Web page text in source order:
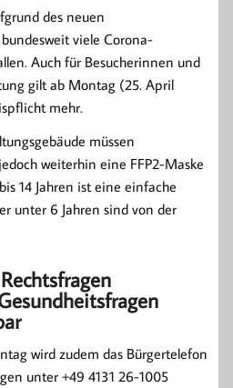
des neuen
viele Corona-
Auch für Besucherinnen und
gilt ab Montag (25. April
mehr.
müssen
weiterhin eine FFP2-Maske
14 Jahren ist eine einfache
unter 6 Jahren sind von der
wird zudem das Bürgertelefon
unter +49 4131 26-1005